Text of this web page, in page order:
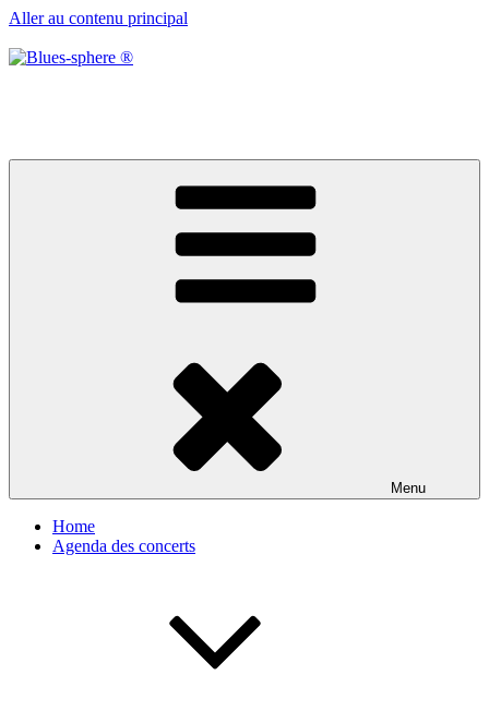
Aller au contenu principal
Menu
Home
Agenda des concerts